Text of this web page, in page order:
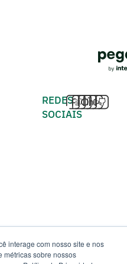
interage com nosso site e nos
métricas sobre nossos
REDES
SOCIAIS